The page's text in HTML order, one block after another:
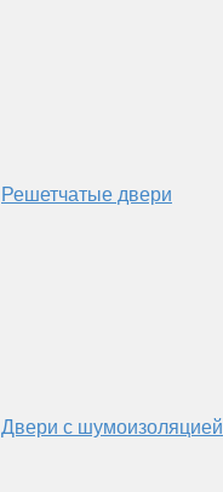
Решетчатые двери
Двери с шумоизоляцией